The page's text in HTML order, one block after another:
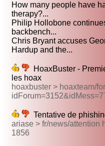
How many people have
therapy?...
Philip Hollobone
backbench...
Chris Bryant accuses
Hardup and the...
HoaxBuster -
les hoax
hoaxbuster > hoaxteam/
Tentative de
ariase > fr/news/attention
1856